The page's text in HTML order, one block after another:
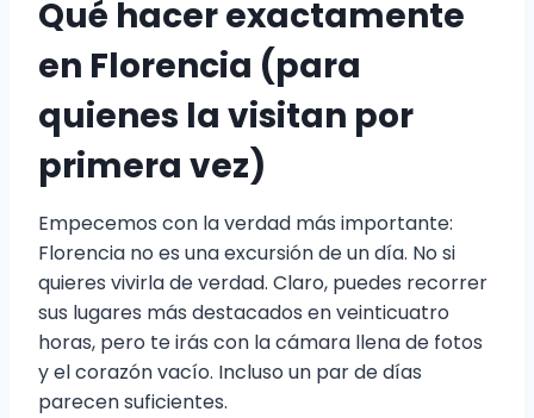
Qué hacer exactamente
en Florencia (para
quienes la visitan por
primera vez)
Empecemos con la verdad más importante:
Florencia no es una excursión de un día. No si
quieres vivirla de verdad. Claro, puedes recorrer
sus lugares más destacados en veinticuatro
horas, pero te irás con la cámara llena de fotos
y el corazón vacío. Incluso un par de días
parecen suficientes.